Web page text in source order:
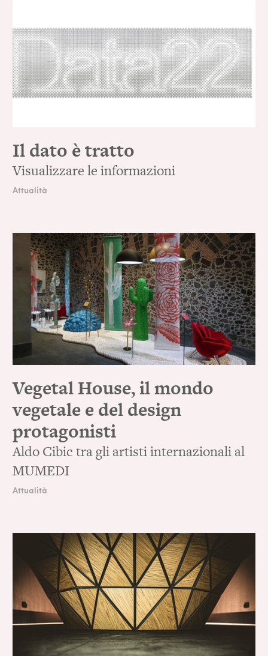
Il dato è tratto
Visualizzare le informazioni
Attualità
Vegetal House, il mondo
vegetale e del design
protagonisti
Aldo Cibic tra gli artisti internazionali al
MUMEDI
Attualità